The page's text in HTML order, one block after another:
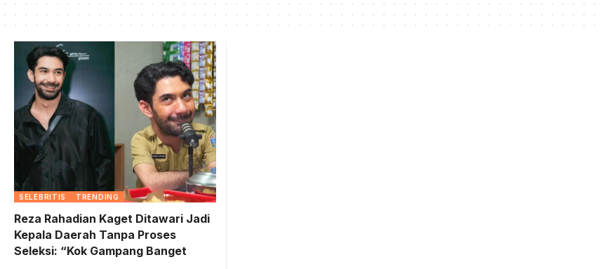
SELEBRITIS TRENDING
Reza Rahadian Kaget Ditawari Jadi
Kepala Daerah Tanpa Proses
Seleksi: “Kok Gampang Banget